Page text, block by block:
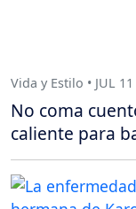
Vida y Estilo • JUL
No coma
caliente para